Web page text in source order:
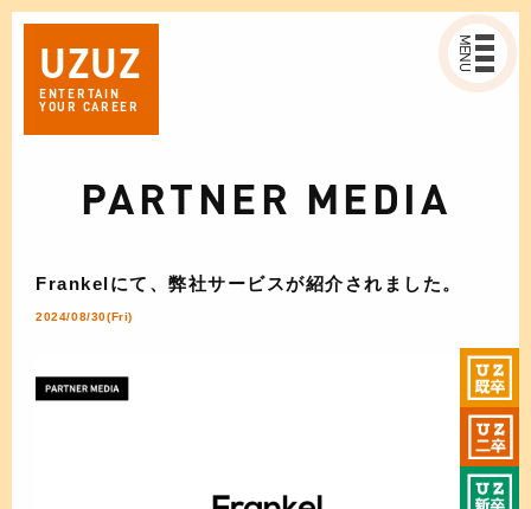
UZUZ
ENTERTAIN
YOUR CAREER
MENU
PARTNER MEDIA
Frankelにて、弊社サービスが紹介されました。
2024/08/30(Fri)